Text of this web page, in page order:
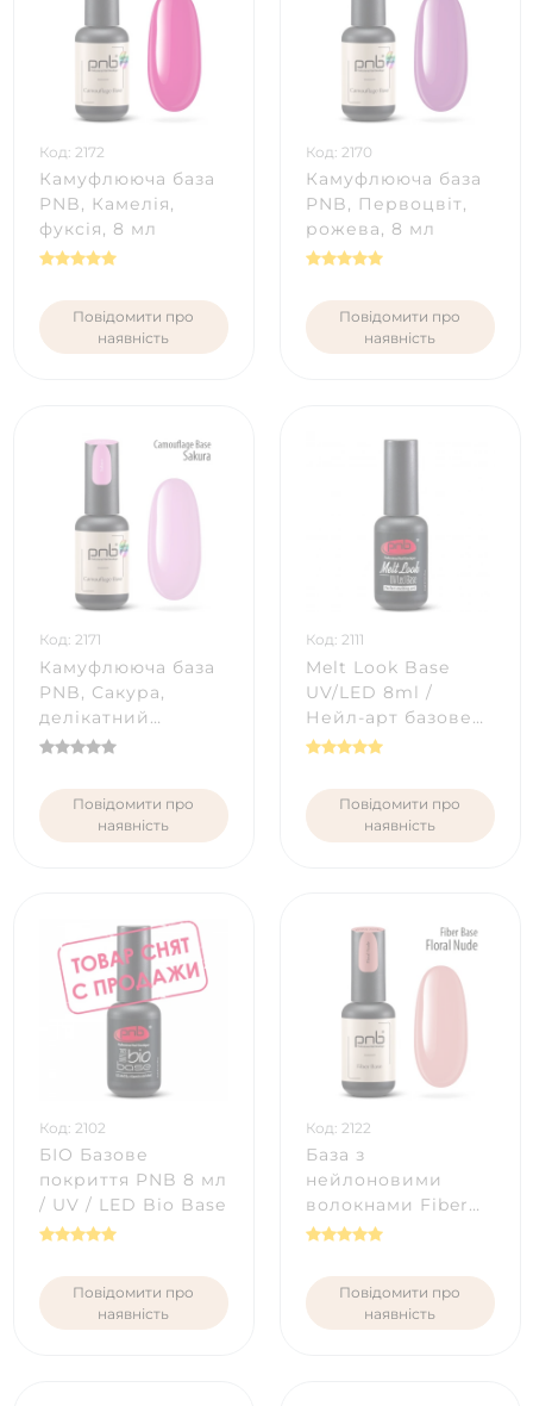
Код: 2172
Камуфлююча база
PNB, Камелія,
фуксія, 8 мл
Повідомити про
наявність
Код: 2170
Камуфлююча база
PNB, Первоцвіт,
рожева, 8 мл
Повідомити про
наявність
Код: 2171
Камуфлююча база
PNB, Сакура,
делікатний
рожевий, 8 мл
Повідомити про
наявність
Код: 2111
Melt Look Base
UV/LED 8ml /
Нейл-арт базове
покриття
Повідомити про
наявність
Код: 2102
БІО Базове
покриття PNB 8 мл
/ UV / LED Bio Base
Повідомити про
наявність
Код: 2122
База з
нейлоновими
волокнами Fiber
Base PNB, Floral
Повідомити про
наявність